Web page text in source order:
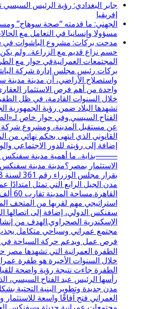
جابر البغدادي: رؤية الرئيس
إفريقيا
الجهني: ما قدمته “صحة سوهاج”
مسؤولا وإنسانيا في التعامل مع
مدحت بركات: مشروع الباشوات في
حسم نزاع قديم مع الزراعة.. ولم يكن
المجتمعات العمرانيةفي حوار مع
بركات رئيس مجلس إدارة شركة
واستصلاح الأراضي، أن مدينة مدينة
واحدة من أهم فرص الاستثمار
خلال السنوات القادمة، في ظل
تشهدها البلاد ضمن رؤية الجمهورية
الفتاح السيسي.وفي حوار خاص
عن مستقبل المدينة، ومشروع شركة
القانوني الذي انتهى بحكم نهائي من
إضافة إلى رؤيته للدور الاجتماعي
⸻بداية.. ما أهمية مدينة سفنكس
الاستثمار بمصر؟مدينة مدينة سفنكس
مدن الجيل الرابع التي تمثل امتدادًا
استراتيجي مهم لقربها من المتحف
سفنكس الدولي، إضافة إلى اتصالها
الإسكندرية الصحراوي.الهدف من
مجتمع عمراني وسياحي متكامل يجذب
فرص عمل ويدعم حركة
الطفرة العمرانية التي تشهدها
خلال السنوات الأخيرة هو طفرة
الطفرة جاءت نتيجة رؤية واضحة
رأسها الرئيس عبد الفتاح السيسي،
مدن جديدة وتطوير البنية التحتية
العمراني فتح آفاقًا واسعة